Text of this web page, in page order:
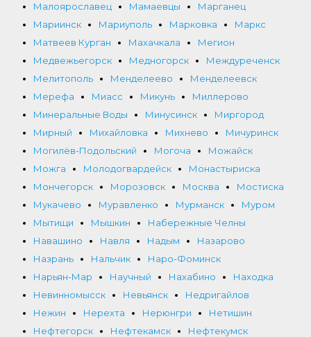
Малоярославец
Мамаевцы
Марганец
Мариинск
Мариуполь Марковка
Маркс
Матвеев Курган
Махачкала
Мегион
Медвежьегорск
Медногорск
Междуреченск
Мелитополь
Менделеево
Менделеевск
Мерефа
Миасс Микунь
Миллерово
Минеральные Воды
Минусинск
Миргород
Мирный
Михайловка Михнево
Мичуринск
Могилёв-Подольский
Могоча
Можайск
Можга
Молодогвардейск
Монастыриска
Мончегорск
Морозовск Москва
Мостиска
Мукачево
Муравленко Мурманск
Муром
Мытищи
Мышкин
Набережные Челны
Навашино
Навля Надым
Назарово
Назрань
Нальчик
Наро-Фоминск
Нарьян-Мар
Научный Нахабино
Находка
Невинномысск
Невьянск
Недригайлов
Нежин
Нерехта Нерюнгри
Нетишин
Нефтегорск
Нефтекамск
Нефтекумск